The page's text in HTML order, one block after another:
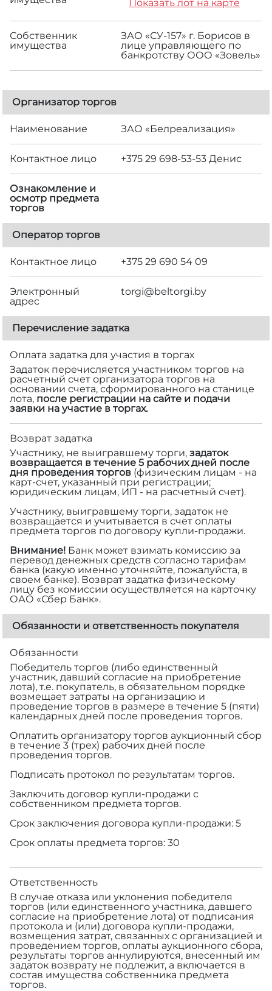
Показать лот на карте
Собственник
имущества
ЗАО «СУ-157» г. Борисов в
лице управляющего по
банкротству ООО «Зовель»
Организатор торгов
Наименование ЗАО «Белреализация»
Контактное лицо +375 29 698-53-53 Денис
Ознакомление и
осмотр предмета
торгов
Оператор торгов
Контактное лицо +375 29 690 54 09
Электронный
адрес
torgi@beltorgi.by
Перечисление задатка
Оплата задатка для участия в торгах
Задаток перечисляется участником торгов на
расчетный счет организатора торгов на
основании счета, сформированного на станице
лота, после регистрации на сайте и подачи
заявки на участие в торгах.
Возврат задатка
Участнику, не выигравшему торги, задаток
возвращается в течение 5 рабочих дней после
дня проведения торгов (физическим лицам - на
карт-счет, указанный при регистрации;
юридическим лицам, ИП - на расчетный счет).
Участнику, выигравшему торги, задаток не
возвращается и учитывается в счет оплаты
предмета торгов по договору купли-продажи.
Внимание! Банк может взимать комиссию за
перевод денежных средств согласно тарифам
банка (какую именно уточняйте, пожалуйста, в
своем банке). Возврат задатка физическому
лицу без комиссии осуществляется на карточку
ОАО «Сбер Банк».
Обязанности и ответственность покупателя
Обязанности
Победитель торгов (либо единственный
участник, давший согласие на приобретение
лота), т.е. покупатель, в обязательном порядке
возмещает затраты на организацию и
проведение торгов в размере в течение 5 (пяти)
календарных дней после проведения торгов.
Оплатить организатору торгов аукционный сбор
в течение 3 (трех) рабочих дней после
проведения торгов.
Подписать протокол по результатам торгов.
Заключить договор купли-продажи с
собственником предмета торгов.
Срок заключения договора купли-продажи: 5
Срок оплаты предмета торгов: 30
Ответственность
В случае отказа или уклонения победителя
торгов (или единственного участника, давшего
согласие на приобретение лота) от подписания
протокола и (или) договора купли-продажи,
возмещения затрат, связанных с организацией и
проведением торгов, оплаты аукционного сбора,
результаты торгов аннулируются, внесенный им
задаток возврату не подлежит, а включается в
состав имущества собственника предмета
торгов.